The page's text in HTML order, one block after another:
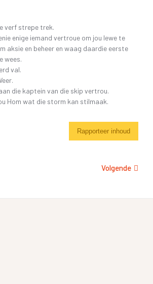
verf strepe trek.
enige iemand vertroue om jou lewe te
aksie en beheer en waag daardie eerste
wees.
val.
die kaptein van die skip vertrou.
Hom wat die storm kan stilmaak.
Rapporteer inhoud
Volgende